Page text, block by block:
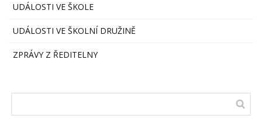
UDÁLOSTI VE ŠKOLE
UDÁLOSTI VE ŠKOLNÍ DRUŽINĚ
ZPRÁVY Z ŘEDITELNY